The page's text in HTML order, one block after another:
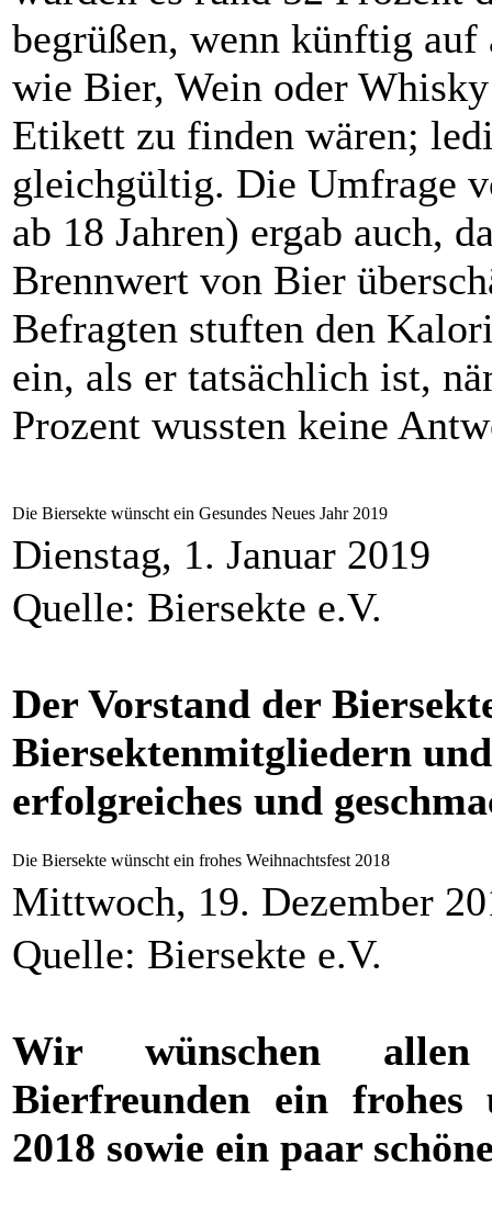
begrüßen, wenn künftig
wie Bier, Wein oder
Etikett zu finden wären;
gleichgültig. Die Umfrage
ab 18 Jahren) ergab auch,
Brennwert von Bier
Befragten stuften den
ein, als er tatsächlich ist,
Prozent wussten keine
Die Biersekte wünscht ein Gesundes Neues Jahr 2019
Dienstag, 1. Januar 2019
Quelle: Biersekte e.V.
Der Vorstand der
Biersektenmitgliedern
erfolgreiches und
Die Biersekte wünscht ein frohes Weihnachtsfest 2018
Mittwoch, 19. Dezember
Quelle: Biersekte e.V.
Wir wünschen allen
Bierfreunden ein frohes
2018 sowie ein paar